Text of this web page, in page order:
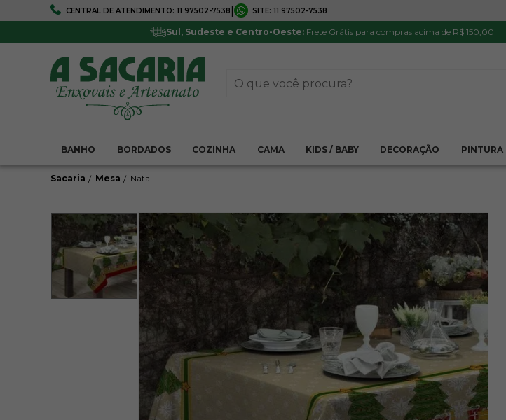
CENTRAL DE ATENDIMENTO: 11 97502-7538 SITE: 11 97502-7538
Sul, Sudeste e Centro-Oeste:Frete Grátis para compras acima de R$ 150,00
BANHO BORDADOS COZINHA CAMA KIDS / BABY DECORAÇÃO PINTURA
FRETE GRÁTIS 5% DE DESCONTO
Pagamentos via boleto ou PIX Parcela mínima R$ 20,00
Sacaria Mesa Natal